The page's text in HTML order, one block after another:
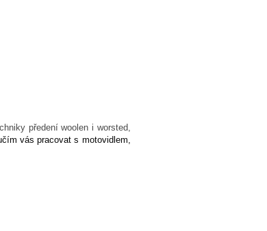
předení woolen i worsted,
vás pracovat s motovidlem,